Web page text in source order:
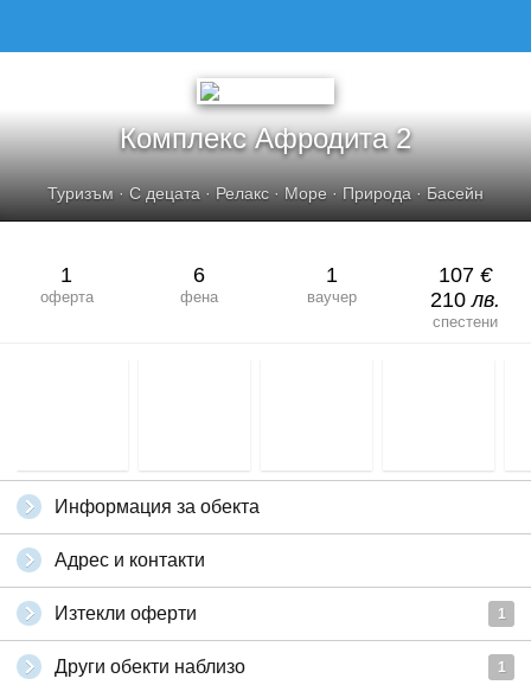
Комплекс Афродита 2
Туризъм · С децата · Релакс · Море · Природа · Басейн
1
оферта
6
фена
1
ваучер
107 €
210лв.
спестени
Информация за обекта
Адрес и контакти
Изтекли оферти 1
Други обекти наблизо 1